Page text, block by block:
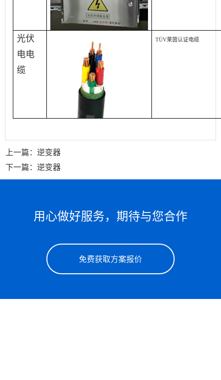
光伏
电电
缆
TÜV莱茵认证电缆
上一篇：逆变器
下一篇：逆变器
用心做好服务，期待与您合作
免费获取方案报价